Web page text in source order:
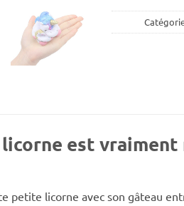
licorne est
petite licorne avec son gâteau